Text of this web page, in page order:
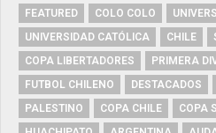
FEATURED COLO COLO
UNIVERSIDAD CATÓLICA
CHILE
COPA LIBERTADORES
PRIMERA
FUTBOL CHILENO
DESTACADOS
PALESTINO
COPA CHILE
COPA